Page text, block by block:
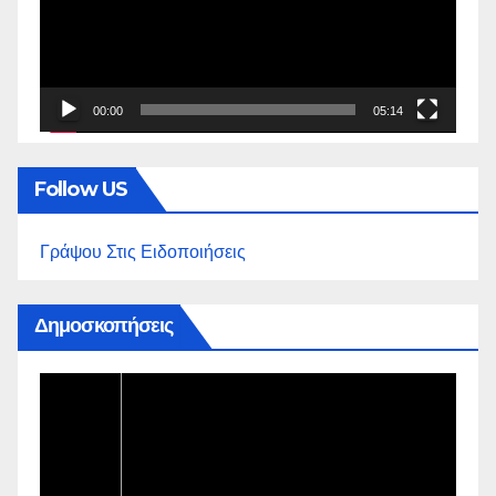
00:00 05:14
Follow US
Γράψου Στις Ειδοποιήσεις
Δημοσκοπήσεις